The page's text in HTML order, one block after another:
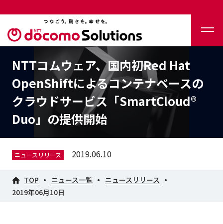
NTTコムウェア、国内初Red Hat
OpenShiftによるコンテナベースの
クラウドサービス「SmartCloud®
Duo」の提供開始
ニュースリリース 2019.06.10
TOP ニュース一覧
ニュースリリース
2019年06月10日